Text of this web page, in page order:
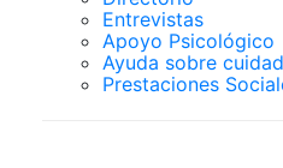
Entrevistas
Apoyo Psicológico
Ayuda sobre
Prestaciones